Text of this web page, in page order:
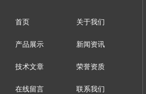
首页 关于我们
产品展示 新闻资讯
技术文章 荣誉资质
在线留言 联系我们